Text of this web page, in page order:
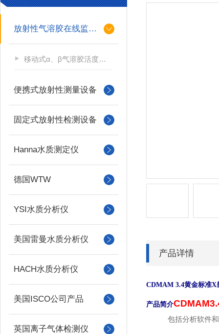
放射性气溶胶在线监测仪
移动式α、β气溶胶活度测量仪
便携式放射性测量设备
固定式放射性检测设备
Hanna水质测定仪
德国WTW
YSI水质分析仪
美国雷曼水质分析仪
HACH水质分析仪
美国ISCO公司产品
英国离子气体检测仪
产品详情
CDMAM 3.4黄金标准X
产品简介CDMAM
包括分析软件